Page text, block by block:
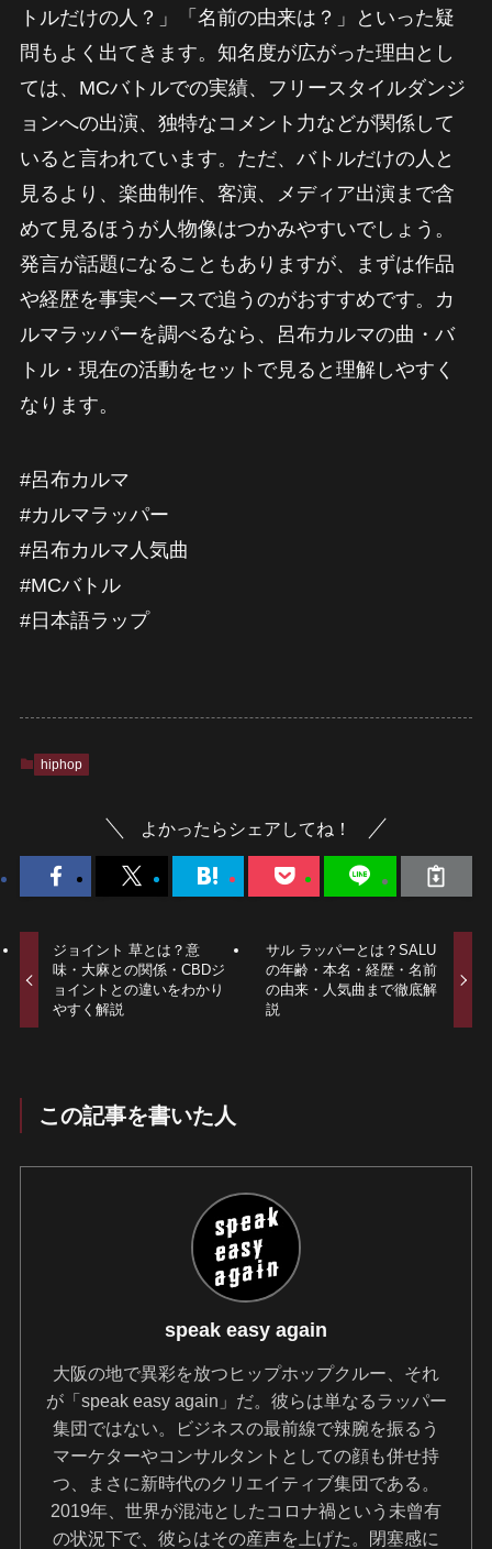
トルだけの人？」「名前の由来は？」といった疑
問もよく出てきます。知名度が広がった理由とし
ては、MCバトルでの実績、フリースタイルダンジ
ョンへの出演、独特なコメント力などが関係して
いると言われています。ただ、バトルだけの人と
見るより、楽曲制作、客演、メディア出演まで含
めて見るほうが人物像はつかみやすいでしょう。
発言が話題になることもありますが、まずは作品
や経歴を事実ベースで追うのがおすすめです。カ
ルマラッパーを調べるなら、呂布カルマの曲・バ
トル・現在の活動をセットで見ると理解しやすく
なります。
#呂布カルマ
#カルマラッパー
#呂布カルマ人気曲
#MCバトル
#日本語ラップ
hiphop
よかったらシェアしてね！
ジョイント 草とは？意
味・大麻との関係・CBDジ
ョイントとの違いをわかり
やすく解説
サル ラッパーとは？SALU
の年齢・本名・経歴・名前
の由来・人気曲まで徹底解
説
この記事を書いた人
speak easy again
大阪の地で異彩を放つヒップホップクルー、それ
が「speak easy again」だ。彼らは単なるラッパー
集団ではない。ビジネスの最前線で辣腕を振るう
マーケターやコンサルタントとしての顔も併せ持
つ、まさに新時代のクリエイティブ集団である。
2019年、世界が混沌としたコロナ禍という未曾有
の状況下で、彼らはその産声を上げた。閉塞感に